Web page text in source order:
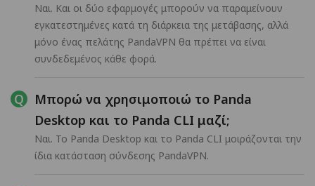
Ναι. Και οι δύο εφαρμογές μπορούν να παραμείνουν
εγκατεστημένες κατά τη διάρκεια της μετάβασης, αλλά
μόνο ένας πελάτης PandaVPN θα πρέπει να είναι
συνδεδεμένος κάθε φορά.
Μπορώ να χρησιμοποιώ το Panda
Desktop και το Panda CLI μαζί;
Ναι. Το Panda Desktop και το Panda CLI μοιράζονται την
ίδια κατάσταση σύνδεσης PandaVPN.